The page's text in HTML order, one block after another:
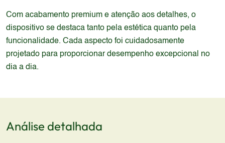
Com acabamento premium e atenção aos detalhes, o
dispositivo se destaca tanto pela estética quanto pela
funcionalidade. Cada aspecto foi cuidadosamente
projetado para proporcionar desempenho excepcional no
dia a dia.
Análise detalhada